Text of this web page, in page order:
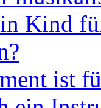
Kind
ist